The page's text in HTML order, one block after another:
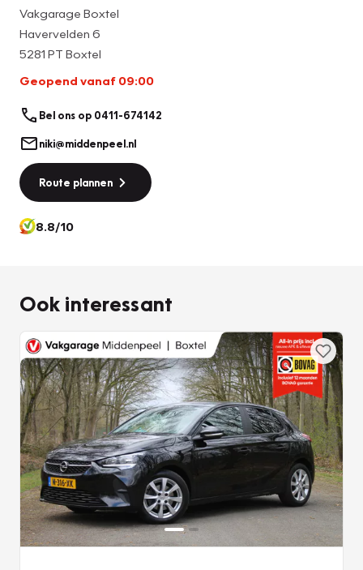
Voorzien van de juiste opties, o.a.:
- Cruise control
- Apple carplay / Android auto
- Bluetooth
inruil en/of financiering mogelijk.
Vakgarage Boxtel
Havervelden 6
5281 PT Boxtel
Geopend vanaf 09:00
Bel ons op 0411-674142
niki@middenpeel.nl
Route plannen
8.8/10
Ook interessant